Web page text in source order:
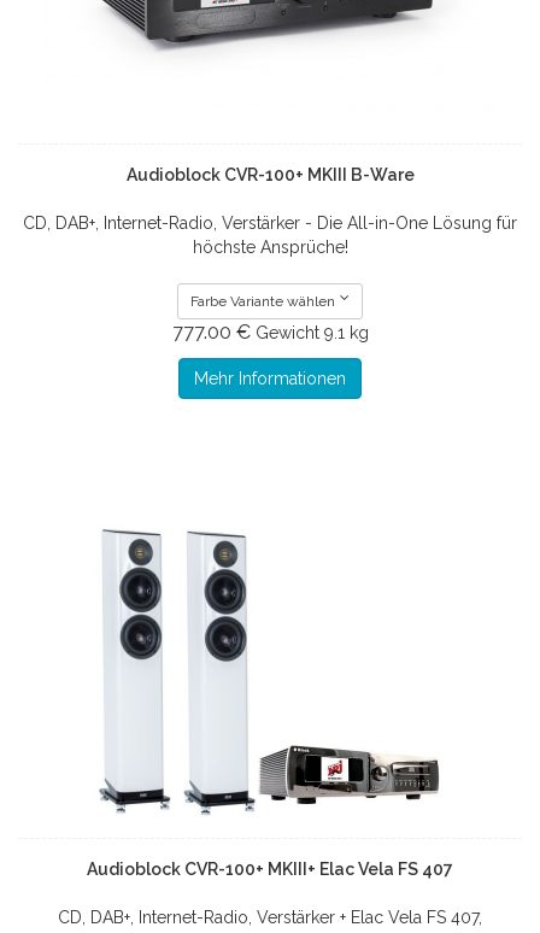
Audioblock CVR-100+ MKIII B-Ware
CD, DAB+, Internet-Radio, Verstärker - Die All-in-One Lösung für
höchste Ansprüche!
Farbe Variante wählen
777.00 € Gewicht 9.1 kg
Mehr Informationen
Audioblock CVR-100+ MKIII+ Elac Vela FS 407
CD, DAB+, Internet-Radio, Verstärker + Elac Vela FS 407,